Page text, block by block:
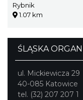
Rybnik
1.07 km
ŚLĄSKA
ul. Mickiewicza 29
40-085 Katowice
tel. (32) 207 207 1